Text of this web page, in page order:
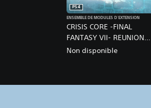
CRISIS CORE -FINAL
FANTASY VII- REUNION
DIGITAL DELUXE UPGRADE
PS4
ENSEMBLE DE MODULES D'EXTENSION
Non disponible